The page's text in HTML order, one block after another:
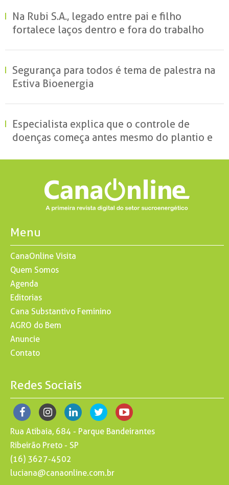
Na Rubi S.A., legado entre pai e filho
fortalece laços dentro e fora do trabalho
Segurança para todos é tema de palestra na
Estiva Bioenergia
Especialista explica que o controle de
doenças começa antes mesmo do plantio e
Menu
CanaOnline Visita
Quem Somos
Agenda
Editorias
Cana Substantivo Feminino
AGRO do Bem
Anuncie
Contato
Redes Sociais
Rua Atibaia, 684 - Parque Bandeirantes
Ribeirão Preto - SP
(16) 3627-4502
luciana@canaonline.com.br